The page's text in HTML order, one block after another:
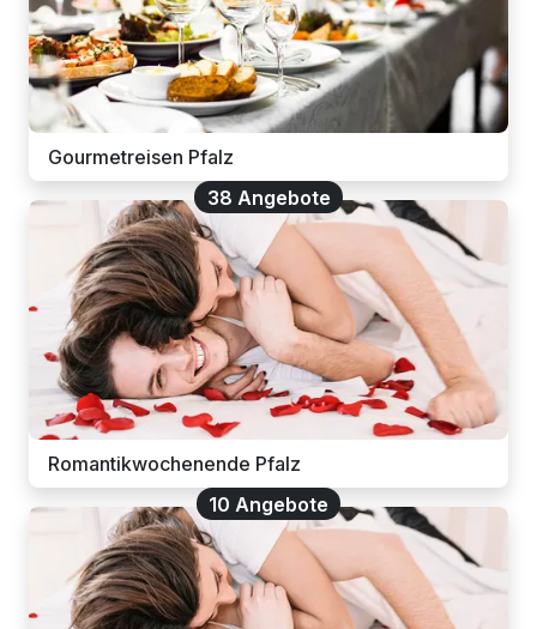
Gourmetreisen Pfalz
38 Angebote
Romantikwochenende Pfalz
10 Angebote